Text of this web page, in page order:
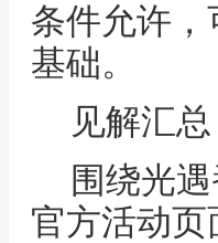
条件允许
基础。
见解汇总
围绕光
官方活动